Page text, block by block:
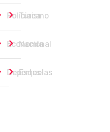
Policiaca
Turismo
Economía
Nacional
Deportes
Esquelas